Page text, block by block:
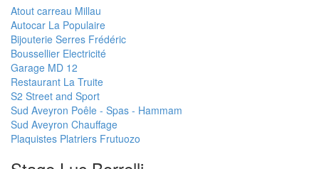
Atout carreau Millau
Autocar La Populaire
Bijouterie Serres Frédéric
Boussellier Electricité
Garage MD 12
Restaurant La Truite
S2 Street and Sport
Sud Aveyron Poêle - Spas - Hammam
Sud Aveyron Chauffage
Plaquistes Platriers Frutuozo